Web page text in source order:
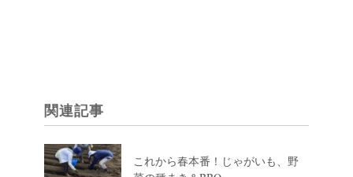
関連記事
これから春本番！じゃがいも、野